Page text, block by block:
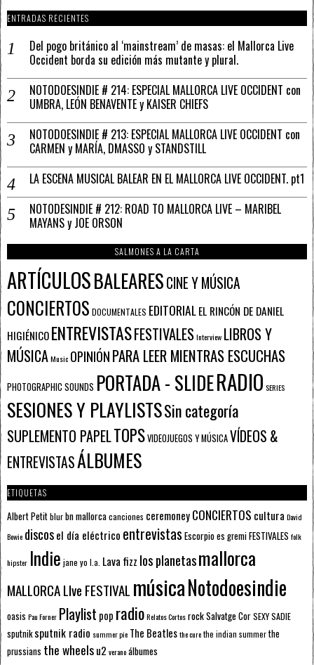
ENTRADAS RECIENTES
Del pogo británico al ‘mainstream’ de masas: el Mallorca Live
Occident borda su edición más mutante y plural.
NOTODOESINDIE # 214: ESPECIAL MALLORCA LIVE OCCIDENT con
UMBRA, LEÓN BENAVENTE y KAISER CHIEFS
NOTODOESINDIE # 213: ESPECIAL MALLORCA LIVE OCCIDENT con
CARMEN y MARÍA, DMASSO y STANDSTILL
LA ESCENA MUSICAL BALEAR EN EL MALLORCA LIVE OCCIDENT. pt1
NOTODESINDIE # 212: ROAD TO MALLORCA LIVE – MARIBEL
MAYANS y JOE ORSON
SALMONES A LA CARTA
ARTÍCULOSBALEARESCINE Y MÚSICA
CONCIERTOS DOCUMENTALES EDITORIALEL RINCÓN DE DANIEL
HIGIÉNICOENTREVISTASFESTIVALESInterview LIBROS Y
MÚSICAMusic OPINIÓNPARA LEER MIENTRAS ESCUCHAS
PHOTOGRAPHIC SOUNDS PORTADA - SLIDERADIO SERIES
SESIONES Y PLAYLISTSSin categoría
SUPLEMENTO PAPELTOPSVIDEOJUEGOS Y MÚSICAVÍDEOS &
ENTREVISTASÁLBUMES
ETIQUETAS
Albert Petitblurbn mallorcacanciones ceremoneyCONCIERTOS cultura David
Bowie discosel día eléctrico entrevistas Escorpioes gremiFESTIVALES folk
hipster Indie jane yo l.a. Lava fizz los planetasmallorca
MALLORCA LIve FESTIVAL músicaNotodoesindie
oasis Pau Forner Playlist pop radioRelatos CortosrockSalvatge CorSEXY SADIE
sputnik sputnik radio summer pie The Beatlesthe curethe indian summerthe
prussians the wheelsu2 veranoálbumes